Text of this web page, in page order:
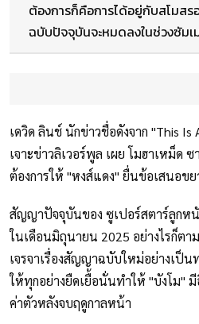
ต้องการก็คือการได้อยู่กับสโมส
ฉบับปัจจุบันจะหมดลงในช่วงซัมเ
เดวิด ลินช์ นักข่าวชื่อดังจาก "This
เจาะข่าวลิเวอร์พูล เผย โมฮาเหม็ด
ต้องการให้ "หงส์แดง" ยื่นข้อเสนอข
สัญญาปัจจุบันของ ซูเปอร์สตาร์ลูกห
ในเดือนมิถุนายน 2025 อย่างไรก็ตา
เจรจาเรื่องสัญญาฉบับใหม่อย่างเป็น
ให้ทุกอย่างยืดเยื้อนั่นทำให้ "บังโม"
ค่าตัวหลังจบฤดูกาลหน้า